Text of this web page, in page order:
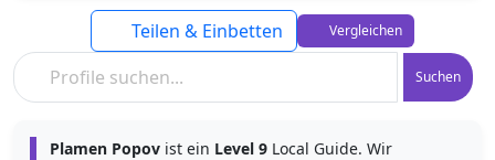
Suchen
Teilen & Einbetten Vergleichen
Plamen Popov ist ein Level 9 Local Guide. Wir